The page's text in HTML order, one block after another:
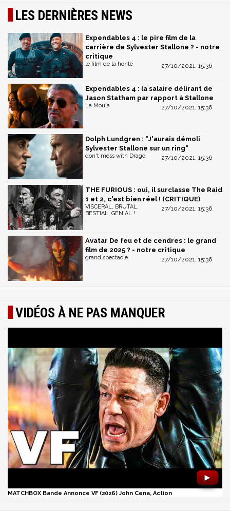
LES DERNIÈRES NEWS
Expendables 4 : le pire film de la
carrière de Sylvester Stallone ? - notre
critique
27/10/2021, 15:36
le film de la honte
Expendables 4 : la salaire délirant de
Jason Statham par rapport à Stallone
27/10/2021, 15:36
La Moula
Dolph Lundgren : "J'aurais démoli
Sylvester Stallone sur un ring"
27/10/2021, 15:36
don't mess with Drago
THE FURIOUS : oui, il surclasse The Raid
1 et 2, c'est bien réel ! (CRITIQUE)
27/10/2021, 15:36
VISCERAL, BRUTAL,
BESTIAL, GENIAL !
Avatar De feu et de cendres : le grand
film de 2025 ? - notre critique
27/10/2021, 15:36
grand spectacle
VIDÉOS À NE PAS MANQUER
►
MATCHBOX Bande Annonce VF (2026) John Cena, Action